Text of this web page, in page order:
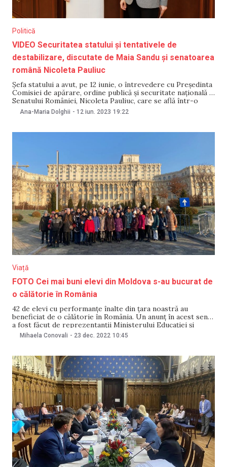
Politică
VIDEO Securitatea statului și tentativele de
destabilizare, discutate de Maia Sandu și senatoarea
română Nicoleta Pauliuc
Șefa statului a avut, pe 12 iunie, o întrevedere cu Președinta
Comisiei de apărare, ordine publică și securitate națională a
Senatului României, Nicoleta Pauliuc, care se află într-o
vizită oficială la Chișinău. Discuțiile au vizat agenda de
cooperare bilaterală în domeniile securității, apărării și
Ana-Maria Dolghii - 12 iun. 2023 19:22
Viață
FOTO Cei mai buni elevi din Moldova s-au bucurat de
o călătorie în România
42 de elevi cu performanțe înalte din țara noastră au
beneficiat de o călătorie în România. Un anunț în acest sens
a fost făcut de reprezentanții Ministerului Educației și
Cercetării al Republicii Moldova, pe 23 decembrie. Se
Mihaela Conovali - 23 dec. 2022 10:45